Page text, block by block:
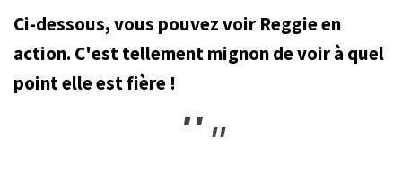
Ci-dessous, vous pouvez voir Reggie en
action. C'est tellement mignon de voir à quel
point elle est fière !